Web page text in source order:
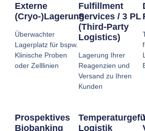
Externe
(Cryo-)Lagerung
Überwachter
Lagerplatz für bspw.
Klinische Proben
oder Zelllinien
Fulfillment
Services / 3 PL
(Third-Party
Logistics)
Lagerung Ihrer
Reagenzien und
Versand zu Ihren
Kunden
Prospektives
Biobanking
Logistik